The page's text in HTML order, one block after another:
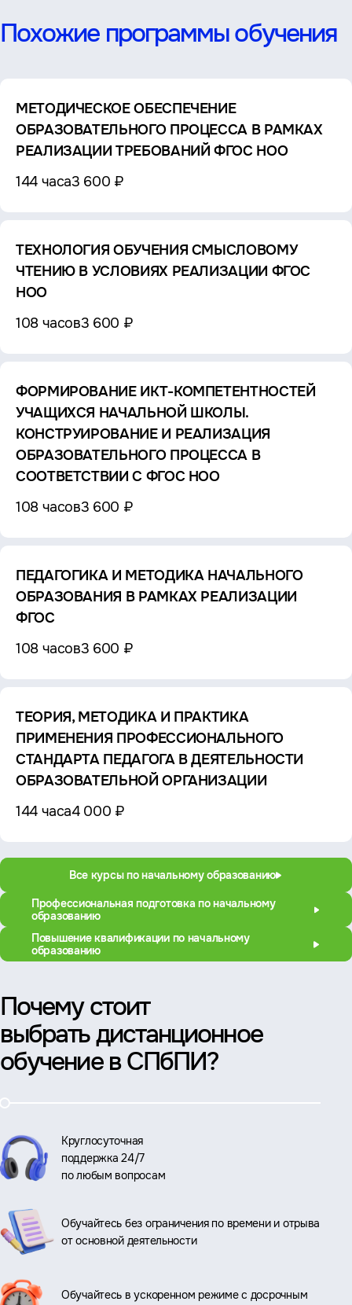
Похожие программы обучения
МЕТОДИЧЕСКОЕ ОБЕСПЕЧЕНИЕ
ОБРАЗОВАТЕЛЬНОГО ПРОЦЕССА В РАМКАХ
РЕАЛИЗАЦИИ ТРЕБОВАНИЙ ФГОС НОО
144 часа3 600 ₽
ТЕХНОЛОГИЯ ОБУЧЕНИЯ СМЫСЛОВОМУ
ЧТЕНИЮ В УСЛОВИЯХ РЕАЛИЗАЦИИ ФГОС
НОО
108 часов3 600 ₽
ФОРМИРОВАНИЕ ИКТ-КОМПЕТЕНТНОСТЕЙ
УЧАЩИХСЯ НАЧАЛЬНОЙ ШКОЛЫ.
КОНСТРУИРОВАНИЕ И РЕАЛИЗАЦИЯ
ОБРАЗОВАТЕЛЬНОГО ПРОЦЕССА В
СООТВЕТСТВИИ С ФГОС НОО
108 часов3 600 ₽
ПЕДАГОГИКА И МЕТОДИКА НАЧАЛЬНОГО
ОБРАЗОВАНИЯ В РАМКАХ РЕАЛИЗАЦИИ
ФГОС
108 часов3 600 ₽
ТЕОРИЯ, МЕТОДИКА И ПРАКТИКА
ПРИМЕНЕНИЯ ПРОФЕССИОНАЛЬНОГО
СТАНДАРТА ПЕДАГОГА В ДЕЯТЕЛЬНОСТИ
ОБРАЗОВАТЕЛЬНОЙ ОРГАНИЗАЦИИ
144 часа4 000 ₽
Все курсы по начальному образованию
Профессиональная подготовка по начальному
образованию
Повышение квалификации по начальному
образованию
Почему стоит
выбрать дистанционное
обучение в СПбПИ?
Круглосуточная
поддержка 24/7
по любым вопросам
Обучайтесь без ограничения по времени и отрыва
от основной деятельности
Обучайтесь в ускоренном режиме с досрочным